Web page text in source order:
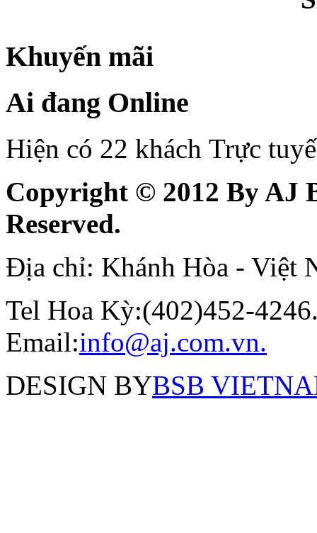
Khuyến mãi
Ai đang Online
Hiện có 22 khách Trực
Copyright © 2012 By AJ
Reserved.
Địa chỉ: Khánh Hòa - Việt
Tel Hoa Kỳ:(402)452-
Email:info@aj.com.vn.
DESIGN BYBSB